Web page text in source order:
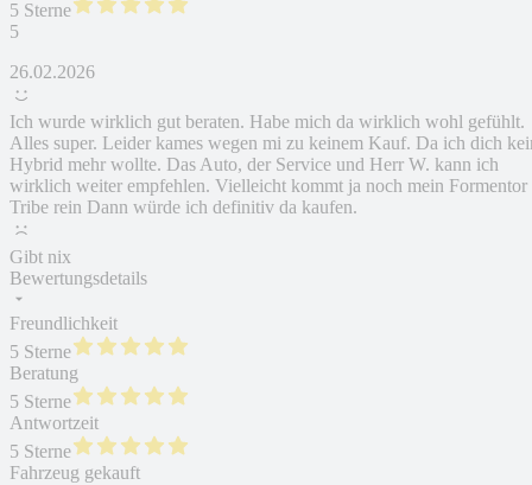
5 Sterne
5
26.02.2026
Ich wurde wirklich gut beraten. Habe mich da wirklich wohl gefühlt.
Alles super. Leider kames wegen mi zu keinem Kauf. Da ich dich
Hybrid mehr wollte. Das Auto, der Service und Herr W. kann ich
wirklich weiter empfehlen. Vielleicht kommt ja noch mein Formentor
Tribe rein Dann würde ich definitiv da kaufen.
Gibt nix
Bewertungsdetails
Freundlichkeit
5 Sterne
Beratung
5 Sterne
Antwortzeit
5 Sterne
Fahrzeug gekauft